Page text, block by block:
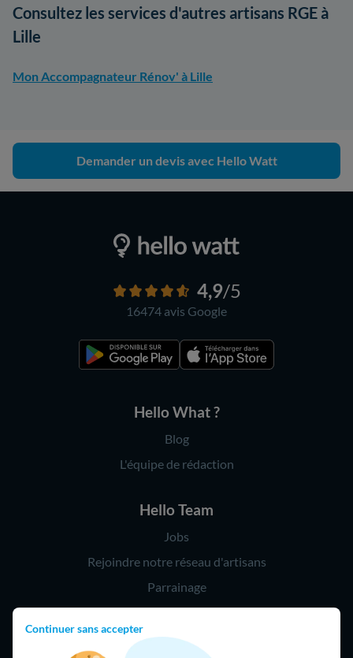
Continuer sans accepter
Consultez les services d'autres artisans RGE à
Lille
Mon Accompagnateur Rénov' à Lille
Demander un devis avec Hello Watt
4,9/5
16474 avis Google
Hello What ?
Blog
L'équipe de rédaction
Hello Team
Jobs
Rejoindre notre réseau d'artisans
Parrainage
Hello !